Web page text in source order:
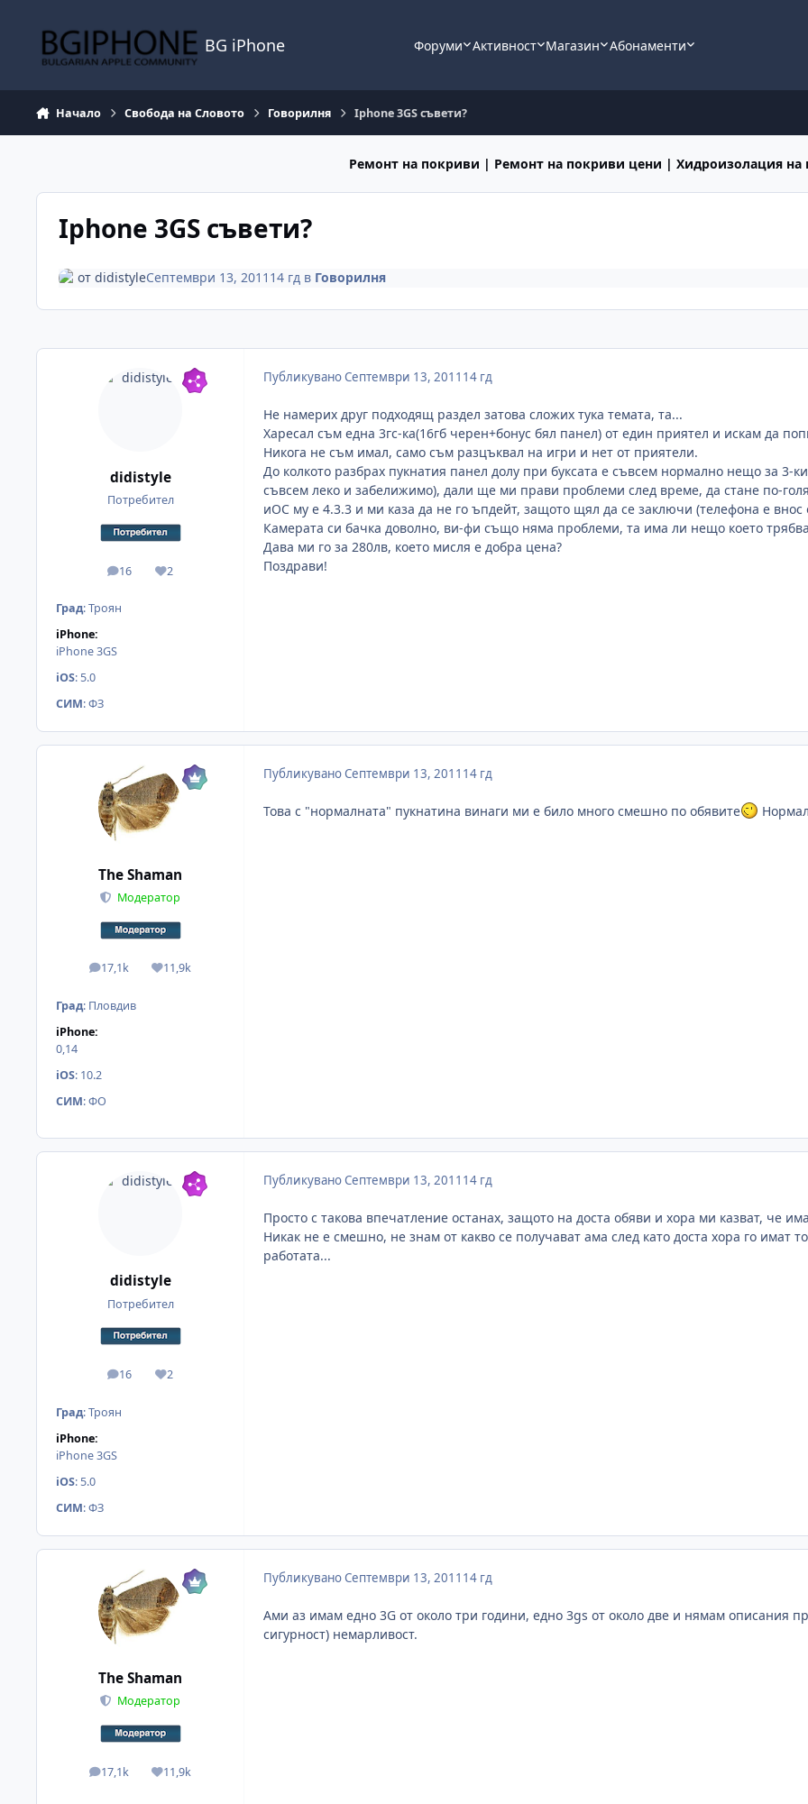
BG iPhone Форуми Активност Магазин Абонаменти
Начало Свобода на Словото Говорилня Iphone 3GS съвети?
Ремонт на покриви | Ремонт на покриви цени | Хидроизолация на
Iphone 3GS съвети?
от didistyleСептември 13, 2011 14 гдв Говорилня
didistyle
Потребител
16
мнения 2
Reputation
Град:Троян
iPhone:
iPhone 3GS
iOS: 5.0
СИМ:ФЗ
ПубликуваноСептември 13, 2011 14 гд
Не намерих друг подходящ раздел затова сложих тука темата, та...
Харесал съм една 3гс-ка(16гб черен+бонус бял панел) от един приятел и искам да
Никога не съм имал, само съм разцъквал на игри и нет от приятели.
До колкото разбрах пукнатия панел долу при буксата е съвсем нормално нещо за 3-
съвсем леко и забелижимо), дали ще ми прави проблеми след време, да стане по-
иОС му е 4.3.3 и ми каза да не го ъпдейт, защото щял да се заключи (телефона е внос
Камерата си бачка доволно, ви-фи също няма проблеми, та има ли нещо което
Дава ми го за 280лв, което мисля е добра цена?
Поздрави!
The Shaman
Модератор
17,1k
мнения 11,9k
Reputation
Град: Пловдив
iPhone:
0,14
iOS: 10.2
СИМ:ФО
ПубликуваноСептември 13, 2011 14 гд
Това с "нормалната" пукнатина винаги ми е било много смешно по обявите
didistyle
Потребител
16
мнения 2
Reputation
Град:Троян
iPhone:
iPhone 3GS
iOS: 5.0
СИМ:ФЗ
ПубликуваноСептември 13, 2011 14 гд
Просто с такова впечатление останах, защото на доста обяви и хора ми казват, че
Никак не е смешно, не знам от какво се получават ама след като доста хора го
работата...
The Shaman
Модератор
17,1k
мнения 11,9k
Reputation
ПубликуваноСептември 13, 2011 14 гд
Ами аз имам едно 3G от около три години, едно 3gs от около две и нямам описания
сигурност) немарливост.